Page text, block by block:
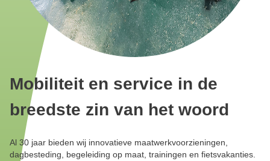
Mobiliteit en service in de
breedste zin van het woord
Al 30 jaar bieden wij innovatieve maatwerkvoorzieningen,
dagbesteding, begeleiding op maat, trainingen en fietsvakanties.